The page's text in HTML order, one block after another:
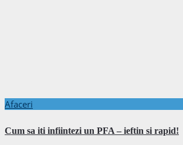
Afaceri
Cum sa iti infiintezi un PFA – ieftin si rapid!